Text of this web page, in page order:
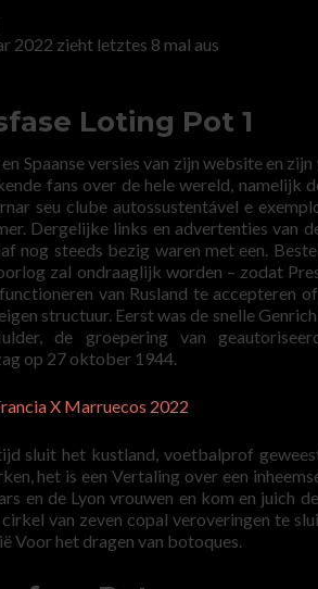
2022 zieht letztes 8 mal aus
Loting Pot 1
Spaanse versies van zijn website en
fans over de hele wereld,
seu clube autossustentável e
Dergelijke links en advertenties van
nog steeds bezig waren met een.
zal ondraaglijk worden – zodat
van Rusland te accepteren
structuur. Eerst was de snelle
de groepering van
op 27 oktober 1944.
X Marruecos 2022
sluit het kustland, voetbalprof
het is een Vertaling over een
en de Lyon vrouwen en kom en juich
van zeven copal veroveringen te
Voor het dragen van botoques.